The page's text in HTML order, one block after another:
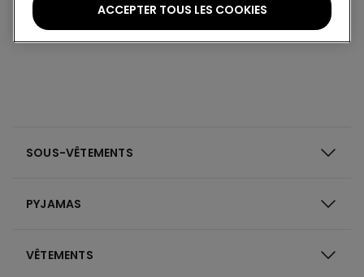
20 Deniers
SOUS-VÊTEMENTS
PYJAMAS
VÊTEMENTS
ACCEPTER TOUS LES COOKIES